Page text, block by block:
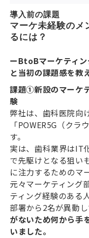
導入前の課題
マーケ未経験のメ
るには？
ーBtoBマーケティ
と当初の課題感を教
課題①新設のマーケ
験
弊社は、歯科医院向
「POWER5G（ク
す。
実は、歯科業界はIT
で先駆けとなる狙い
に注力するためのマ
元々マーケティング
ティング経験のある
部署から2名が異動
がないため何から手
いました。